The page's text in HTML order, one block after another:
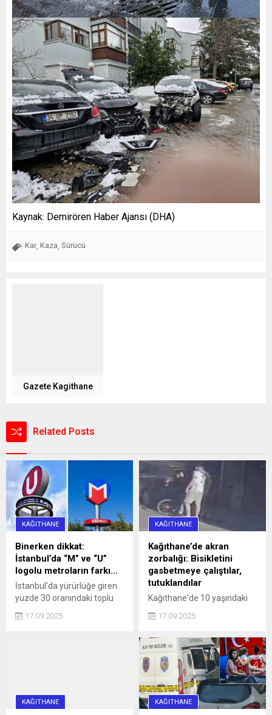
Kaynak: Demirören Haber Ajansı (DHA)
Kar Kaza Sürücü
Gazete Kagithane
Related Posts
KAĞITHANE
Binerken dikkat:
İstanbul’da “M” ve “U”
logolu metroların farkı…
İstanbul'da yürürlüğe giren
yüzde 30 oranındaki toplu
metrolar ve Marmaray'da
17.09.2025
KAĞITHANE
Kağıthane’de akran
zorbalığı: Bisikletini
gasbetmeye çalıştılar,
tutuklandılar
Kağıthane'de 10 yaşındaki
gasbetmeye çalışan 16 ve
darbettikleri gerekçesiyle
tutuklandı.
17.09.2025
KAĞITHANE KAĞITHANE